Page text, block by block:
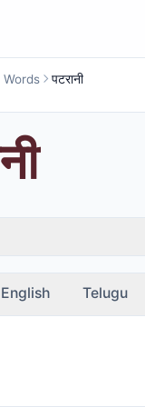
Words पटरानी
English Telugu